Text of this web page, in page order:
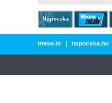
mese.tv | napocska.hu